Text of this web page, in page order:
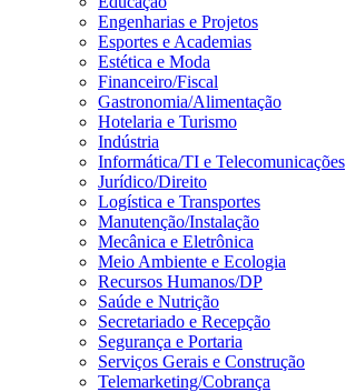
Engenharias e Projetos
Esportes e Academias
Estética e Moda
Financeiro/Fiscal
Gastronomia/Alimentação
Hotelaria e Turismo
Indústria
Informática/TI e Telecomunicações
Jurídico/Direito
Logística e Transportes
Manutenção/Instalação
Mecânica e Eletrônica
Meio Ambiente e Ecologia
Recursos Humanos/DP
Saúde e Nutrição
Secretariado e Recepção
Segurança e Portaria
Serviços Gerais e Construção
Telemarketing/Cobrança